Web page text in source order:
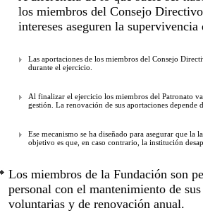
los miembros del Consejo
intereses aseguren la
Las aportaciones de los miembros del Consejo
durante el ejercicio.
Al finalizar el ejercicio los miembros del Patronato
gestión. La renovación de sus aportaciones depende
Ese mecanismo se ha diseñado para asegurar que
objetivo es que, en caso contrario, la institución
Los miembros de la Fundación son
personal con el mantenimiento de
voluntarias y de renovación anual.